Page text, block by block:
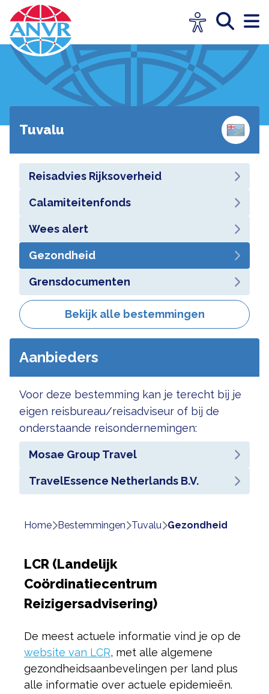
Tuvalu
Reisadvies Rijksoverheid
Calamiteitenfonds
Wees alert
Gezondheid
Grensdocumenten
Bekijk alle bestemmingen
Aanbieders
Voor deze bestemming kan je terecht bij je
eigen reisbureau/reisadviseur of bij de
onderstaande reisondernemingen:
Mosae Group Travel
TravelEssence Netherlands B.V.
Home bestemmingen tuvalu gezondheid
LCR (Landelijk
Coördinatiecentrum
Reizigersadvisering)
De meest actuele informatie vind je op de
website van LCR, met alle algemene
gezondheidsaanbevelingen per land plus
alle informatie over actuele epidemieën.